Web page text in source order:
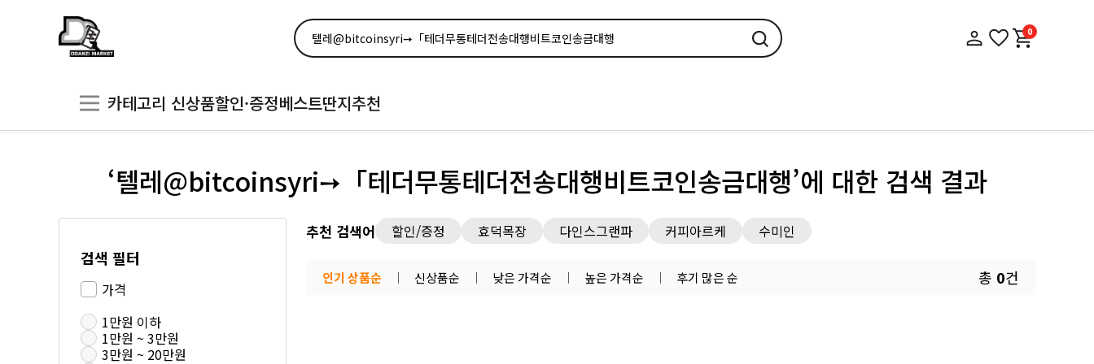
0
카테고리 신상품할인·증정베스트딴지추천
‘텔레@bitcoinsyri➙「테더무통테더전송대행비트코인송금대행’에 대한 검색 결과
검색 필터
가격
1만원 이하
1만원 ~ 3만원
3만원 ~ 20만원
추천 검색어 할인/증정 효덕목장 다인스그랜파 커피아르케 수미인
인기 상품순 신상품순 낮은 가격순 높은 가격순 후기 많은 순 총 0건